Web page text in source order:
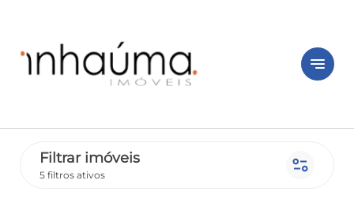
notes
Filtrar imóveis
5 filtros ativos page_info